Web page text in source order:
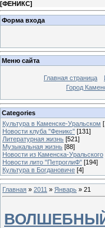
[ФЕНИКС]
Форма входа
Меню сайта
Главная страница
Город
Categories
Культура в Каменске-Уральском
Новости клуба "Феникс" [131]
Литературная жизнь [521]
Музыкальная жизнь [88]
Новости из Каменска-Уральского
Новости лито "ПетроглиФ" [194]
Культура в Богдановиче [4]
Главная » 2011 » Январь » 21